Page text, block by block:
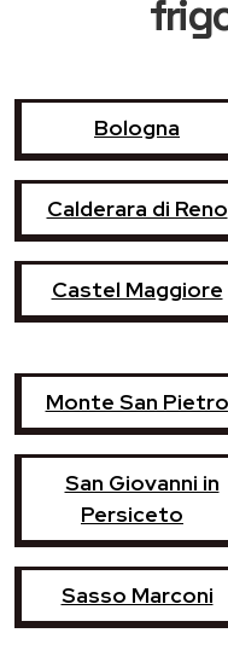
Bologna
Calderara di Reno
Castel Maggiore
Monte San Pietro
San Giovanni in
Persiceto
Sasso Marconi